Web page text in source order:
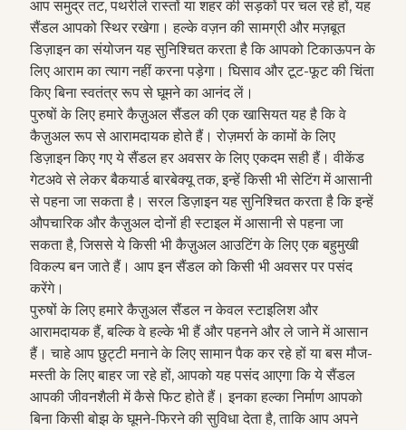
आप समुद्र तट, पथरीले रास्तों या शहर की सड़कों पर चल रहे हों, यह
सैंडल आपको स्थिर रखेगा। हल्के वज़न की सामग्री और मज़बूत
डिज़ाइन का संयोजन यह सुनिश्चित करता है कि आपको टिकाऊपन के
लिए आराम का त्याग नहीं करना पड़ेगा। घिसाव और टूट-फूट की चिंता
किए बिना स्वतंत्र रूप से घूमने का आनंद लें।
पुरुषों के लिए हमारे कैज़ुअल सैंडल की एक खासियत यह है कि वे
कैज़ुअल रूप से आरामदायक होते हैं। रोज़मर्रा के कामों के लिए
डिज़ाइन किए गए ये सैंडल हर अवसर के लिए एकदम सही हैं। वीकेंड
गेटअवे से लेकर बैकयार्ड बारबेक्यू तक, इन्हें किसी भी सेटिंग में आसानी
से पहना जा सकता है। सरल डिज़ाइन यह सुनिश्चित करता है कि इन्हें
औपचारिक और कैज़ुअल दोनों ही स्टाइल में आसानी से पहना जा
सकता है, जिससे ये किसी भी कैज़ुअल आउटिंग के लिए एक बहुमुखी
विकल्प बन जाते हैं। आप इन सैंडल को किसी भी अवसर पर पसंद
करेंगे।
पुरुषों के लिए हमारे कैज़ुअल सैंडल न केवल स्टाइलिश और
आरामदायक हैं, बल्कि वे हल्के भी हैं और पहनने और ले जाने में आसान
हैं। चाहे आप छुट्टी मनाने के लिए सामान पैक कर रहे हों या बस मौज-
मस्ती के लिए बाहर जा रहे हों, आपको यह पसंद आएगा कि ये सैंडल
आपकी जीवनशैली में कैसे फिट होते हैं। इनका हल्का निर्माण आपको
बिना किसी बोझ के घूमने-फिरने की सुविधा देता है, ताकि आप अपने